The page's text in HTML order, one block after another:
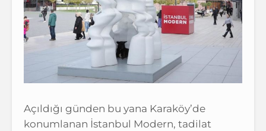
Açıldığı günden bu yana Karaköy’de
konumlanan İstanbul Modern, tadilat